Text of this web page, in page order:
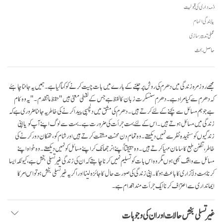
ذمہ داری کی قبولیت
یابندگی الہام
عملی تدبیر سازی
حاصل بحث
مجھے روز مرہ زندگی میں دھرم کی روش پر چلنے کے بارے میں بات چیت کرنے کو کہا گیا ہے۔ ہمیں یہ جاننا چاہئے
کہ دھرم سے کیا مراد ہے۔ دھرم سنسکرت زبان کا لفظ ہے جس کے لفظی معنی ہیں " حفظ ما تقدم۔ " یہ وہ کام
ہے جو ہم مسائل سے بچنے کے لئے کرتے ہیں۔ دھرم کی مشق میں دلچسپی پیدا کرنے کی خاطر یہ جاننا ضروری ہے کہ
زندگی میں مسائل ہوتے ہیں۔ اس کے لئے بہت جرأت کی ضرورت ہے۔ بہت سے لوگ اپنے آپ کو یا اپنی
زندگیوں کو سنجیدہ نظر سے نہیں دیکھتے۔ وہ تمام دن محنت مشقت کرتے ہیں اور شام کو، تھکان دور کرنے کی
خاطر، تفنن طبع کا سامان مہیا کرتے ہیں۔ وہ حقیقتاً اپنے انر جھانک کر اپنے مسائل کو نہیں دیکھتے۔ وہ خواہ اپنے
مسائل سے واقف بھی ہوں مگر وہ اس بات کو تسلیم نہیں کرنا چاہتے کہ ان کی زندگی غیر تسلی بخش ہے، کیونکہ ایسا
کرنا بہت دلآزاری کا باعث ہو گا۔ اپنی زندگی کی صورت حال کا جائزہ لینا اور اگر یہ غیر تسلی بخش ہو تو اس امر کا
ایمانداری سے اعتراف کرنا ایک جرأت مند اقدام ہے۔
غیر تسلی بخش حالات اور ان کی وجوہات